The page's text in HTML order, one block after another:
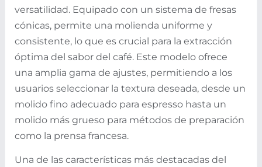
versatilidad. Equipado con un sistema de fresas
cónicas, permite una molienda uniforme y
consistente, lo que es crucial para la extracción
óptima del sabor del café. Este modelo ofrece
una amplia gama de ajustes, permitiendo a los
usuarios seleccionar la textura deseada, desde un
molido fino adecuado para espresso hasta un
molido más grueso para métodos de preparación
como la prensa francesa.
Una de las características más destacadas del